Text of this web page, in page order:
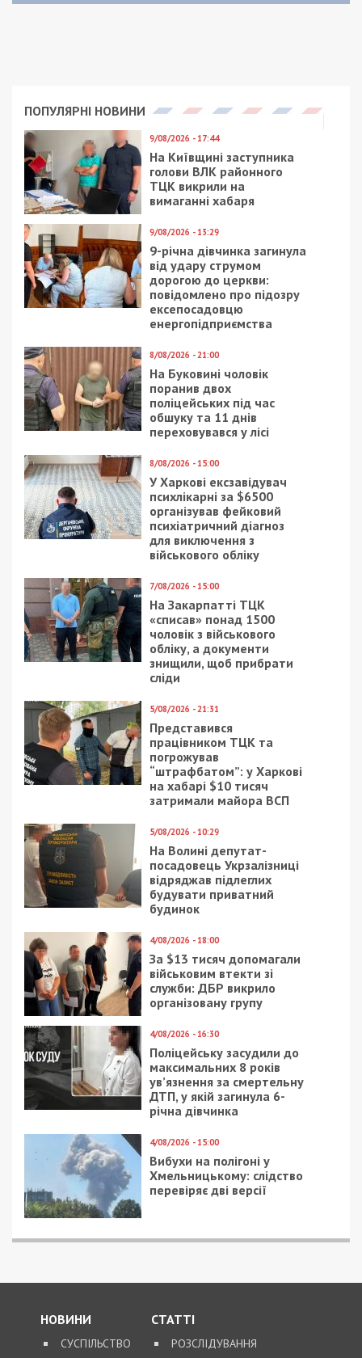
ПОПУЛЯРНІ НОВИНИ
9/08/2026 - 17:44
На Київщині заступника
голови ВЛК районного
ТЦК викрили на
вимаганні хабаря
9/08/2026 - 13:29
9-річна дівчинка загинула
від удару струмом
дорогою до церкви:
повідомлено про підозру
ексепосадовцю
енергопідприємства
8/08/2026 - 21:00
На Буковині чоловік
поранив двох
поліцейських під час
обшуку та 11 днів
переховувався у лісі
8/08/2026 - 15:00
У Харкові ексзавідувач
психлікарні за $6500
організував фейковий
психіатричний діагноз
для виключення з
військового обліку
7/08/2026 - 15:00
На Закарпатті ТЦК
«списав» понад 1500
чоловік з військового
обліку, а документи
знищили, щоб прибрати
сліди
5/08/2026 - 21:31
Представився
працівником ТЦК та
погрожував
“штрафбатом”: у Харкові
на хабарі $10 тисяч
затримали майора ВСП
5/08/2026 - 10:29
На Волині депутат-
посадовець Укрзалізниці
відряджав підлеглих
будувати приватний
будинок
4/08/2026 - 18:00
За $13 тисяч допомагали
військовим втекти зі
служби: ДБР викрило
організовану групу
4/08/2026 - 16:30
Поліцейську засудили до
максимальних 8 років
ув’язнення за смертельну
ДТП, у якій загинула 6-
річна дівчинка
4/08/2026 - 15:00
Вибухи на полігоні у
Хмельницькому: слідство
перевіряє дві версії
НОВИНИ
СУСПІЛЬСТВО
СТАТТІ
РОЗСЛІДУВАННЯ